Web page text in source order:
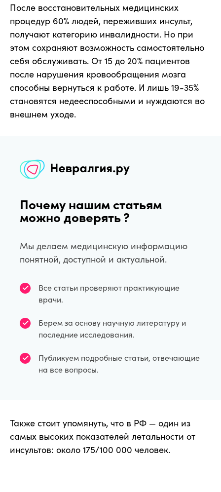
После восстановительных медицинских
процедур 60% людей, переживших инсульт,
получают категорию инвалидности. Но при
этом сохраняют возможность самостоятельно
себя обслуживать. От 15 до 20% пациентов
после нарушения кровообращения мозга
способны вернуться к работе. И лишь 19-35%
становятся недееспособными и нуждаются во
внешнем уходе.
Почему нашим статьям
можно доверять ?
Мы делаем медицинскую информацию
понятной, доступной и актуальной.
Все статьи проверяют практикующие
врачи.
Берем за основу научную литературу и
последние исследования.
Публикуем подробные статьи, отвечающие
на все вопросы.
Также стоит упомянуть, что в РФ — один из
самых высоких показателей летальности от
инсультов: около 175/100 000 человек.